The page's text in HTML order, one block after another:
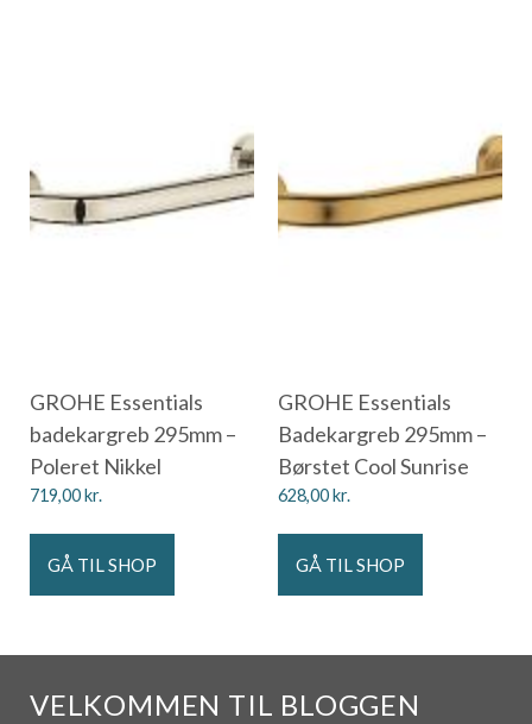
GROHE Essentials
badekargreb 295mm –
Poleret Nikkel
719,00kr.
GÅ TIL SHOP
GROHE Essentials
Badekargreb 295mm –
Børstet Cool Sunrise
628,00kr.
GÅ TIL SHOP
VELKOMMEN TIL BLOGGEN